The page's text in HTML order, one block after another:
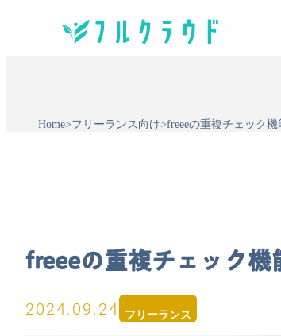
Home>フリーランス向け>freeeの重複チェック
freeeの重複チェック機
2024.09.24 フリーランス